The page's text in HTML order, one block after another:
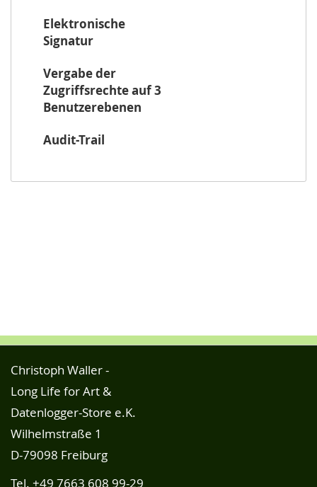
Elektronische
Signatur
Vergabe der
Zugriffsrechte auf 3
Benutzerebenen
Audit-Trail
Christoph Waller -
Long Life for Art &
Datenlogger-Store e.K.
Wilhelmstraße 1
D-79098 Freiburg
Tel. +49 7663 608 99-29